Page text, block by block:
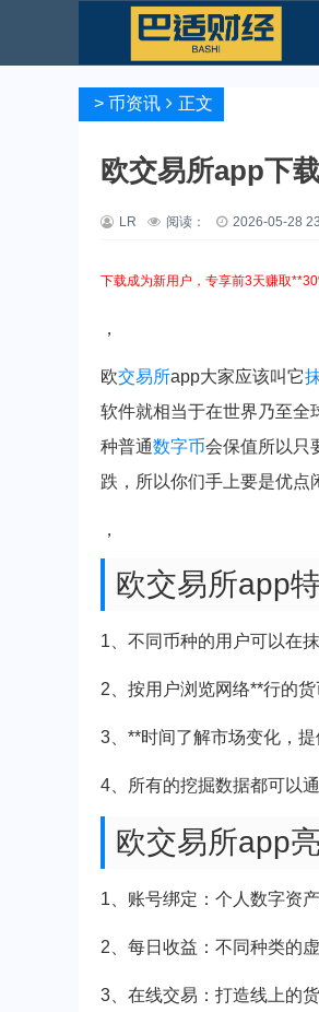
> 币资讯 正文
欧交易所app下
LR 阅读： 2026-05-28
下载成为新用户，专享前3天赚取
，
欧交易所app大家应该叫它
软件就相当于在世界乃至全
种普通数字币会保值所以只
跌，所以你们手上要是优点
，
欧交易所app
1、不同币种的用户可以在
2、按用户浏览网络**行的
3、**时间了解市场变化，
4、所有的挖掘数据都可以
欧交易所app
1、账号绑定：个人数字资
2、每日收益：不同种类的
3、在线交易：打造线上的